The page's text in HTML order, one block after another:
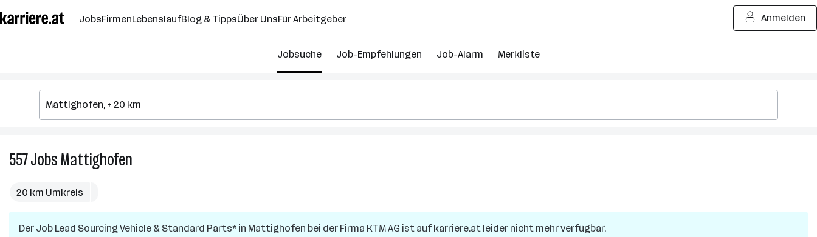
Seiteninhalt
springen
JobsFirmenLebenslaufBlog & TippsÜber UnsFür Arbeitgeber Anmelden
Jobsuche Job-Empfehlungen Job-Alarm Merkliste
557JobsMattighofen
20 km Umkreis
Der Job Lead Sourcing Vehicle & Standard Parts* in Mattighofen bei der Firma KTM AG ist auf karriere.at leider nicht mehr verfügbar.